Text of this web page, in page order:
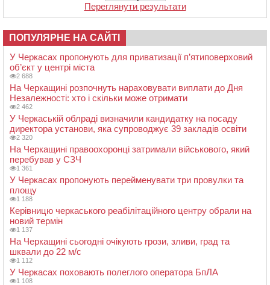
Переглянути результати
ПОПУЛЯРНЕ НА САЙТІ
У Черкасах пропонують для приватизації п’ятиповерховий
об’єкт у центрі міста
2 688
На Черкащині розпочнуть нараховувати виплати до Дня
Незалежності: хто і скільки може отримати
2 462
У Черкаській облраді визначили кандидатку на посаду
директора установи, яка супроводжує 39 закладів освіти
2 320
На Черкащині правоохоронці затримали військового, який
перебував у СЗЧ
1 361
У Черкасах пропонують перейменувати три провулки та
площу
1 188
Керівницю черкаського реабілітаційного центру обрали на
новий термін
1 137
На Черкащині сьогодні очікують грози, зливи, град та
шквали до 22 м/с
1 112
У Черкасах поховають полеглого оператора БпЛА
1 108